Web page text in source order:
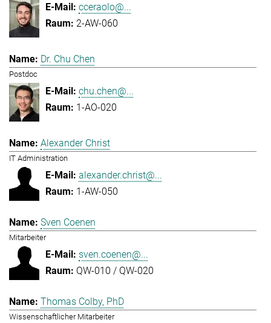
cceraolo@...
2-AW-060
Dr. Chu Chen
Postdoc
chu.chen@...
1-AO-020
Alexander Christ
IT Administration
alexander.christ@...
1-AW-050
Sven Coenen
Mitarbeiter
sven.coenen@...
QW-010 / QW-020
Thomas Colby, PhD
Wissenschaftlicher Mitarbeiter